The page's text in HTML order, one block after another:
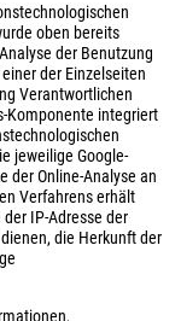
oben bereits
der Benutzung
der Einzelseiten
Verantwortlichen
Komponente integriert
jeweilige Google-
der Online-Analyse an
Verfahrens erhält
IP-Adresse der
die Herkunft der